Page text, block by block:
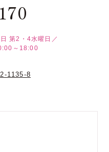
第2・4水曜日／
～18:00
1135-8